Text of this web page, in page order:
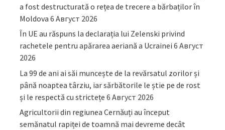
a fost destructurată o rețea de trecere a bărbaților în
Moldova 6 Август 2026
În UE au răspuns la declarația lui Zelenski privind
rachetele pentru apărarea aeriană a Ucrainei 6 Август
2026
La 99 de ani ai săi muncește de la revărsatul zorilor și
până noaptea târziu, iar sărbătorile le știe pe de rost
și le respectă cu strictețe 6 Август 2026
Agricultorii din regiunea Cernăuți au început
semănatul rapiței de toamnă mai devreme decât